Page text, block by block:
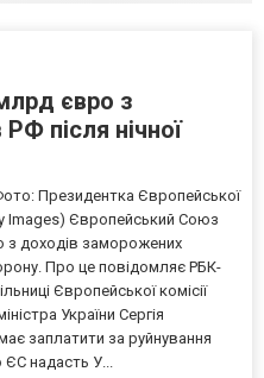
євро з
після нічної
Президентка Європейської
Images) Європейський Союз
з доходів заморожених
Про це повідомляє РБК-
Європейської комісії
України Сергія
заплатити за руйнування
надасть У...